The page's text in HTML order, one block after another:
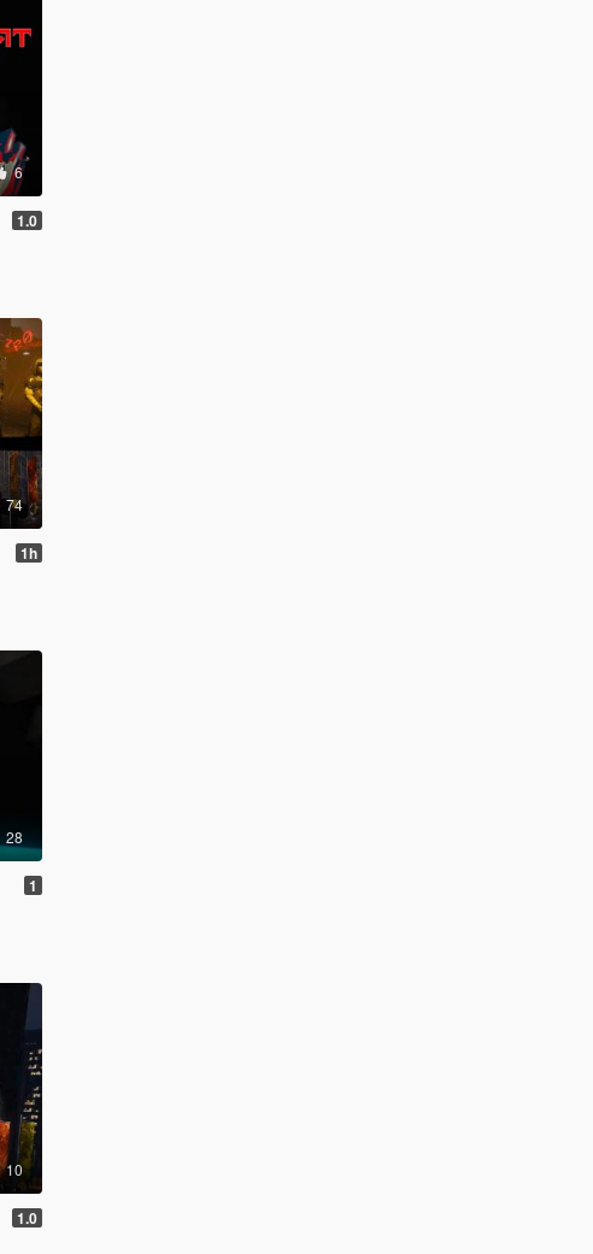
6
1.0
74
1h
28
1
10
1.0